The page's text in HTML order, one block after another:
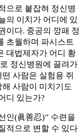
으로 붙잡혀 정신병
의 이치가 어디에 있
이다. 중공의 깡패 정
초월하며 파시스트
대법제자가 어디 황
정신병원에 끌려가
사람은 실험용 쥐
사람이 미치기도
디 있는가?
인(眞善忍)” 수련을
적으로 변할 수 있다